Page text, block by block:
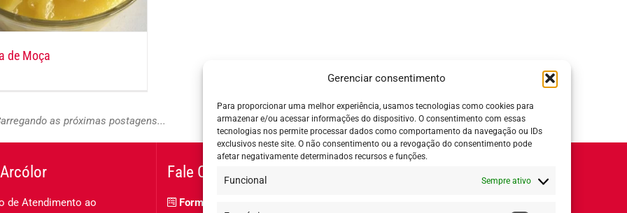
Gerenciar consentimento
Para proporcionar uma melhor experiência, usamos tecnologias como cookies para
armazenar e/ou acessar informações do dispositivo. O consentimento com essas
tecnologias nos permite processar dados como comportamento da navegação ou IDs
exclusivos neste site. O não consentimento ou a revogação do consentimento pode
afetar negativamente determinados recursos e funções.
Funcional Sempre ativo
de Moça
as próximas postagens...
de Atendimento ao
Fale Conosco
Formulário de contato